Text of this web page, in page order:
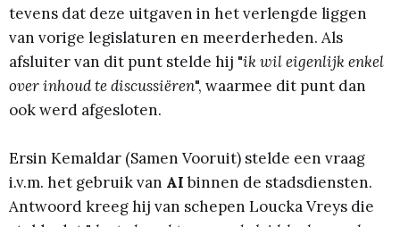
tevens dat deze uitgaven in het verlengde liggen
van vorige legislaturen en meerderheden. Als
afsluiter van dit punt stelde hij "ik wil eigenlijk enkel
over inhoud te discussiëren", waarmee dit punt dan
ook werd afgesloten.
Ersin Kemaldar (Samen Vooruit) stelde een vraag
i.v.m. het gebruik van AIbinnen de stadsdiensten.
Antwoord kreeg hij van schepen Loucka Vreys die